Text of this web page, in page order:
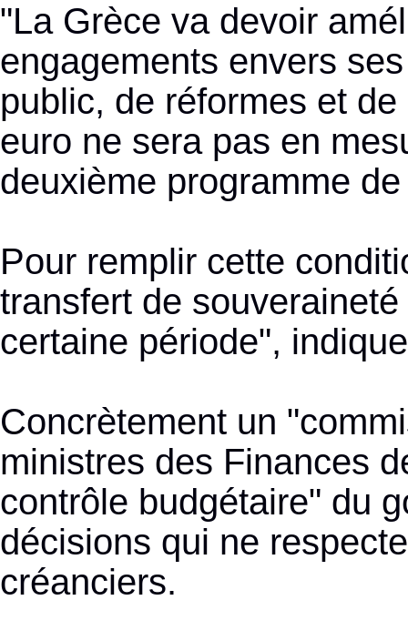
"La Grèce va devoir
engagements envers
public, de réformes et
euro ne sera pas en
deuxième programme
Pour remplir cette
transfert de
certaine période",
Concrètement un
ministres des Finances
contrôle budgétaire" du
décisions qui ne
créanciers.